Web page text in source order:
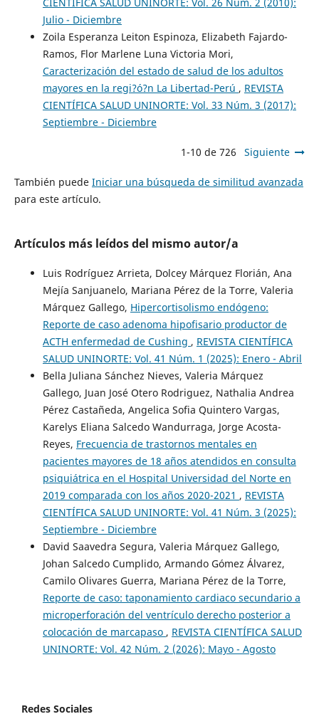
CIENTÍFICA SALUD UNINORTE: Vol. 26 Núm. 2 (2010):
Julio - Diciembre
Zoila Esperanza Leiton Espinoza, Elizabeth Fajardo-
Ramos, Flor Marlene Luna Victoria Mori,
Caracterización del estado de salud de los adultos
mayores en la regi?ó?n La Libertad-Perú , REVISTA
CIENTÍFICA SALUD UNINORTE: Vol. 33 Núm. 3 (2017):
Septiembre - Diciembre
1-10 de 726 Siguiente
También puede Iniciar una búsqueda de similitud avanzada
para este artículo.
Artículos más leídos del mismo autor/a
Luis Rodríguez Arrieta, Dolcey Márquez Florián, Ana
Mejía Sanjuanelo, Mariana Pérez de la Torre, Valeria
Márquez Gallego, Hipercortisolismo endógeno:
Reporte de caso adenoma hipofisario productor de
ACTH enfermedad de Cushing , REVISTA CIENTÍFICA
SALUD UNINORTE: Vol. 41 Núm. 1 (2025): Enero - Abril
Bella Juliana Sánchez Nieves, Valeria Márquez
Gallego, Juan José Otero Rodriguez, Nathalia Andrea
Pérez Castañeda, Angelica Sofia Quintero Vargas,
Karelys Eliana Salcedo Wandurraga, Jorge Acosta-
Reyes, Frecuencia de trastornos mentales en
pacientes mayores de 18 años atendidos en consulta
psiquiátrica en el Hospital Universidad del Norte en
2019 comparada con los años 2020-2021 , REVISTA
CIENTÍFICA SALUD UNINORTE: Vol. 41 Núm. 3 (2025):
Septiembre - Diciembre
David Saavedra Segura, Valeria Márquez Gallego,
Johan Salcedo Cumplido, Armando Gómez Álvarez,
Camilo Olivares Guerra, Mariana Pérez de la Torre,
Reporte de caso: taponamiento cardiaco secundario a
microperforación del ventrículo derecho posterior a
colocación de marcapaso , REVISTA CIENTÍFICA SALUD
UNINORTE: Vol. 42 Núm. 2 (2026): Mayo - Agosto
Redes Sociales